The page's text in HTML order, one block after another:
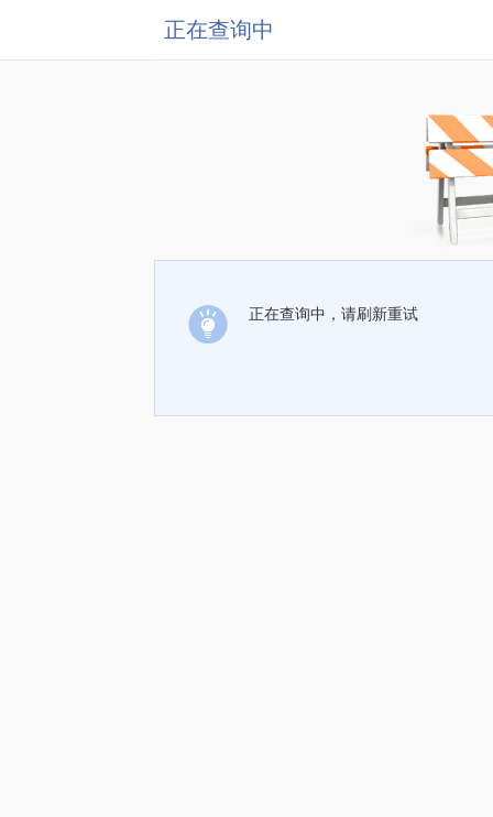
正在查询中
正在查询中，请刷新重试